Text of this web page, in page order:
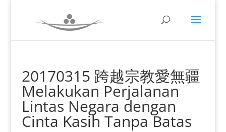
20170315 跨越宗教愛無疆
Melakukan Perjalanan
Lintas Negara dengan
Cinta Kasih Tanpa Batas